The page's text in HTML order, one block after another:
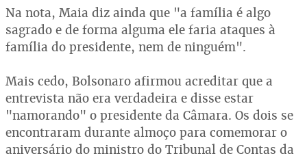
Na nota, Maia diz ainda que "a família é algo
sagrado e de forma alguma ele faria ataques à
família do presidente, nem de ninguém".
Mais cedo, Bolsonaro afirmou acreditar que a
entrevista não era verdadeira e disse estar
"namorando" o presidente da Câmara. Os dois se
encontraram durante almoço para comemorar o
aniversário do ministro do Tribunal de Contas da